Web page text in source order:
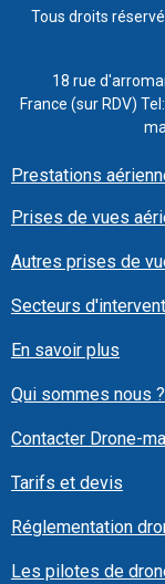
Tous droits
18 rue
France (sur RDV)
Prestations
Prises de vues
Autres prises de
Secteurs
En savoir plus
Qui sommes nous ?
Contacter Drone-
Tarifs et devis
Réglementation
Les pilotes de